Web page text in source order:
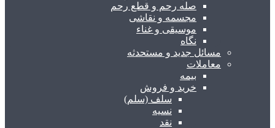
صله رحم و قطع رحم
مجسمه و نقاشی
موسیقی و غناء
نگاه
مسائل جدید و مستحدثه
معاملات
بیمه
خرید و فروش
سلف (سلم)
نسیه
نقد